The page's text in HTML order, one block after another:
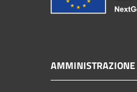
AMMINISTRAZIONE